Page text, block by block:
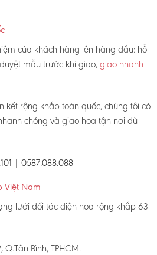
của khách hàng lên hàng đầu: hỗ
mẫu trước khi giao,giao nhanh
kết rộng khắp toàn quốc, chúng tôi có
chóng và giao hoa tận nơi dù
| 0587.088.088
Việt Nam
lưới đối tác điện hoa rộng khắp 63
Q.Tân Bình, TPHCM.